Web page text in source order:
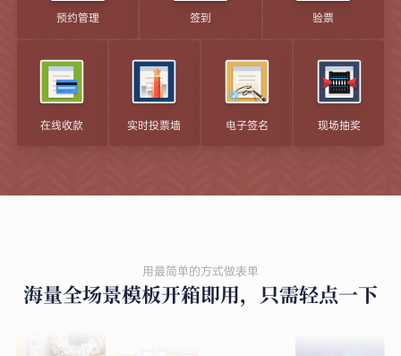
预约管理 签到 验票
在线收款 实时投票墙 电子签名 现场抽奖
用最简单的方式做表单
海量全场景模板开箱即用，只需轻点一下